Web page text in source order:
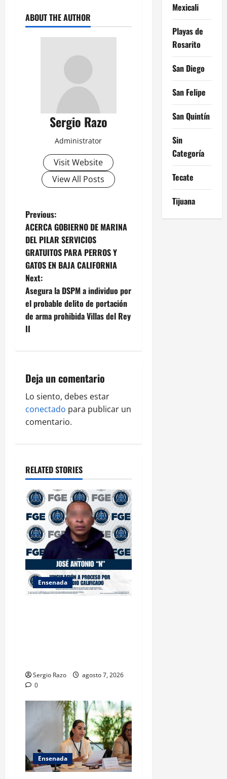
ABOUT THE AUTHOR
Sergio Razo
Administrator
Visit Website
View All Posts
P
o
s
t
n
a
g
a
t
o
n
Previous:
ACERCA GOBIERNO DE MARINA
DEL PILAR SERVICIOS
GRATUITOS PARA PERROS Y
GATOS EN BAJA CALIFORNIA
Next:
Asegura la DSPM a individuo por
el probable delito de portación
de arma prohibida Villas del Rey
II
Deja un comentario
Lo siento, debes estar
conectado para publicar un
comentario.
RELATED STORIES
Ensenada
Sergio Razo
agosto 7, 2026
0
Ensenada
Mexicali
Playas de
Rosarito
San Diego
San Felipe
San Quintín
Sin
Categoría
Tecate
Tijuana